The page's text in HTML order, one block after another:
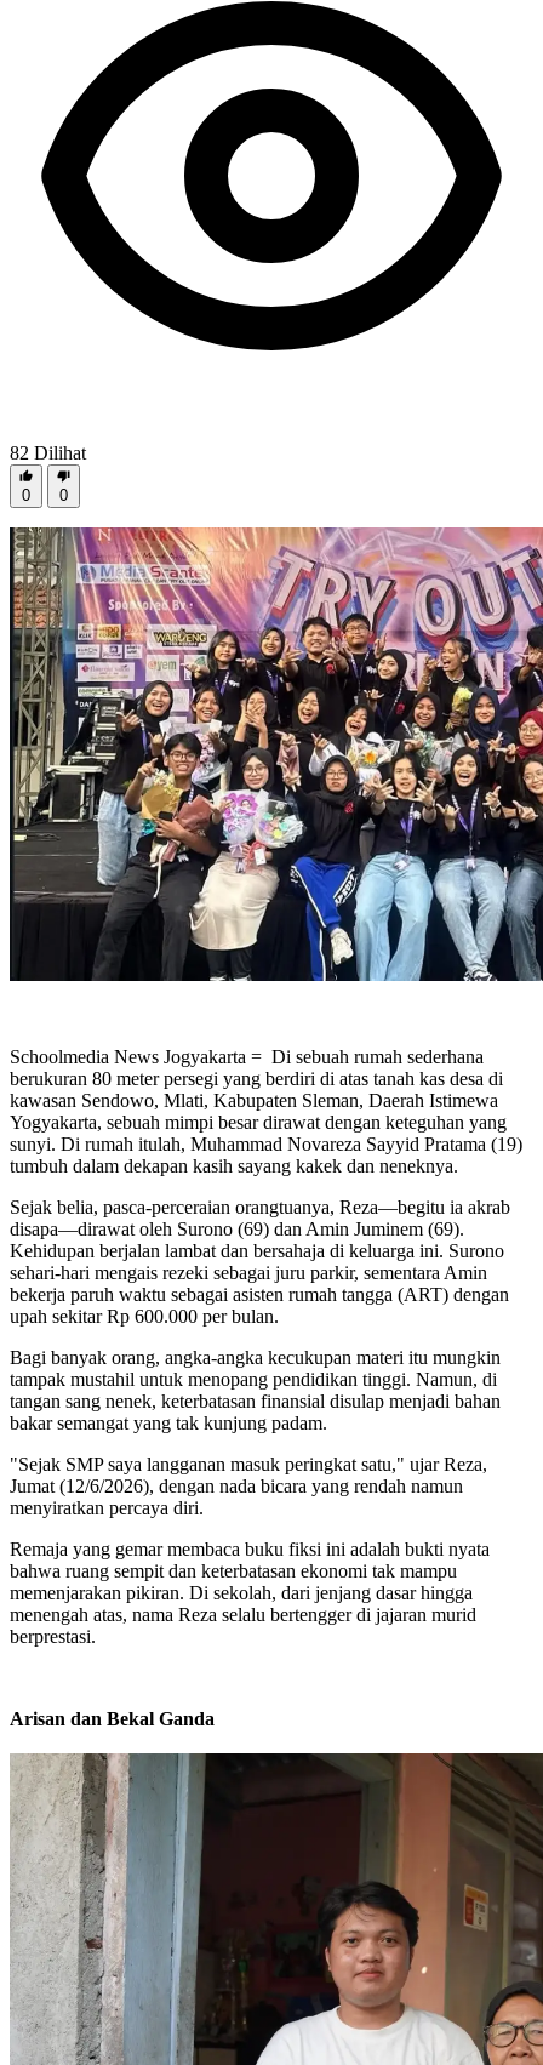
82 Dilihat
0 0
Schoolmedia News Jogyakarta = Di sebuah rumah sederhana
berukuran 80 meter persegi yang berdiri di atas tanah kas desa di
kawasan Sendowo, Mlati, Kabupaten Sleman, Daerah Istimewa
Yogyakarta, sebuah mimpi besar dirawat dengan keteguhan yang
sunyi. Di rumah itulah, Muhammad Novareza Sayyid Pratama (19)
tumbuh dalam dekapan kasih sayang kakek dan neneknya.
Sejak belia, pasca-perceraian orangtuanya, Reza—begitu ia akrab
disapa—dirawat oleh Surono (69) dan Amin Juminem (69).
Kehidupan berjalan lambat dan bersahaja di keluarga ini. Surono
sehari-hari mengais rezeki sebagai juru parkir, sementara Amin
bekerja paruh waktu sebagai asisten rumah tangga (ART) dengan
upah sekitar Rp 600.000 per bulan.
Bagi banyak orang, angka-angka kecukupan materi itu mungkin
tampak mustahil untuk menopang pendidikan tinggi. Namun, di
tangan sang nenek, keterbatasan finansial disulap menjadi bahan
bakar semangat yang tak kunjung padam.
"Sejak SMP saya langganan masuk peringkat satu," ujar Reza,
Jumat (12/6/2026), dengan nada bicara yang rendah namun
menyiratkan percaya diri.
Remaja yang gemar membaca buku fiksi ini adalah bukti nyata
bahwa ruang sempit dan keterbatasan ekonomi tak mampu
memenjarakan pikiran. Di sekolah, dari jenjang dasar hingga
menengah atas, nama Reza selalu bertengger di jajaran murid
berprestasi.
Arisan dan Bekal Ganda